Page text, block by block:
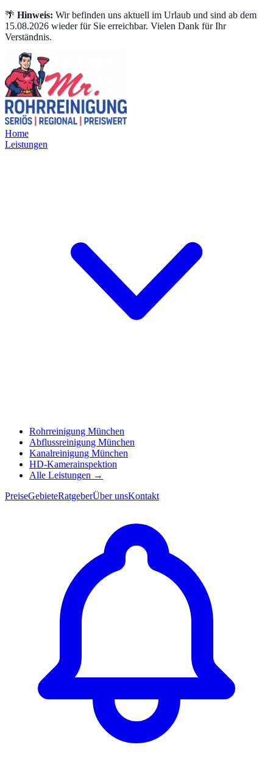
🌴 Hinweis: Wir befinden uns aktuell im Urlaub und sind ab dem
15.08.2026 wieder für Sie erreichbar. Vielen Dank für Ihr
Verständnis.
Home
Leistungen
Rohrreinigung München
Abflussreinigung München
Kanalreinigung München
HD-Kamerainspektion
Alle Leistungen →
PreiseGebieteRatgeberÜber unsKontakt